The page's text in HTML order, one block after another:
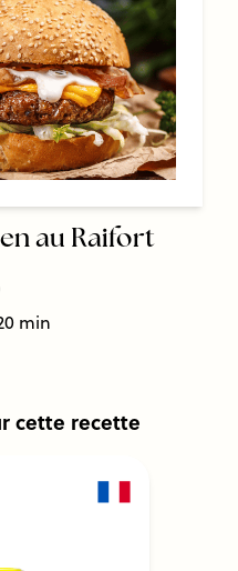
au Raifort
min
cette recette